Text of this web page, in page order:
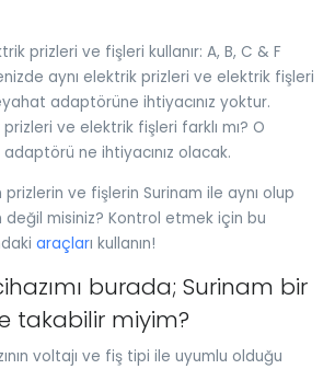
prizleri ve fişleri kullanır: A, B, C & F
aynı elektrik prizleri ve elektrik fişleri
adaptörüne ihtiyacınız yoktur.
ve elektrik fişleri farklı mı? O
ne ihtiyacınız olacak.
prizlerin ve fişlerin Surinam ile aynı olup
değil misiniz? Kontrol etmek için bu
araçları kullanın!
burada; Surinam bir
takabilir miyim?
voltajı ve fiş tipi ile uyumlu olduğu